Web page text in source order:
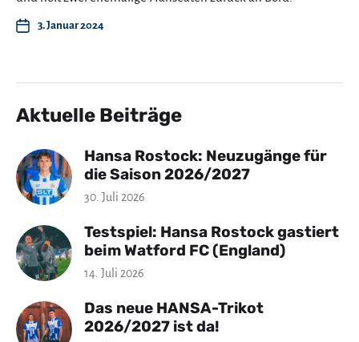
3. Januar 2024
Aktuelle Beiträge
Hansa Rostock: Neuzugänge für
die Saison 2026/2027
30. Juli 2026
Testspiel: Hansa Rostock gastiert
beim Watford FC (England)
14. Juli 2026
Das neue HANSA-Trikot
2026/2027 ist da!